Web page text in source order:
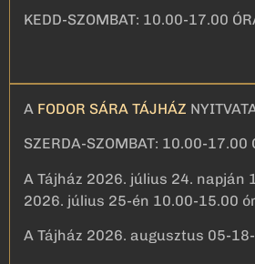
KEDD-SZOMBAT: 10.00-17.00
A FODOR SÁRA TÁJHÁZ
SZERDA-SZOMBAT: 10.00-17.00
A Tájház 2026. július 24. napján
2026. július 25-én 10.00-15.00
A Tájház 2026. augusztus 05-